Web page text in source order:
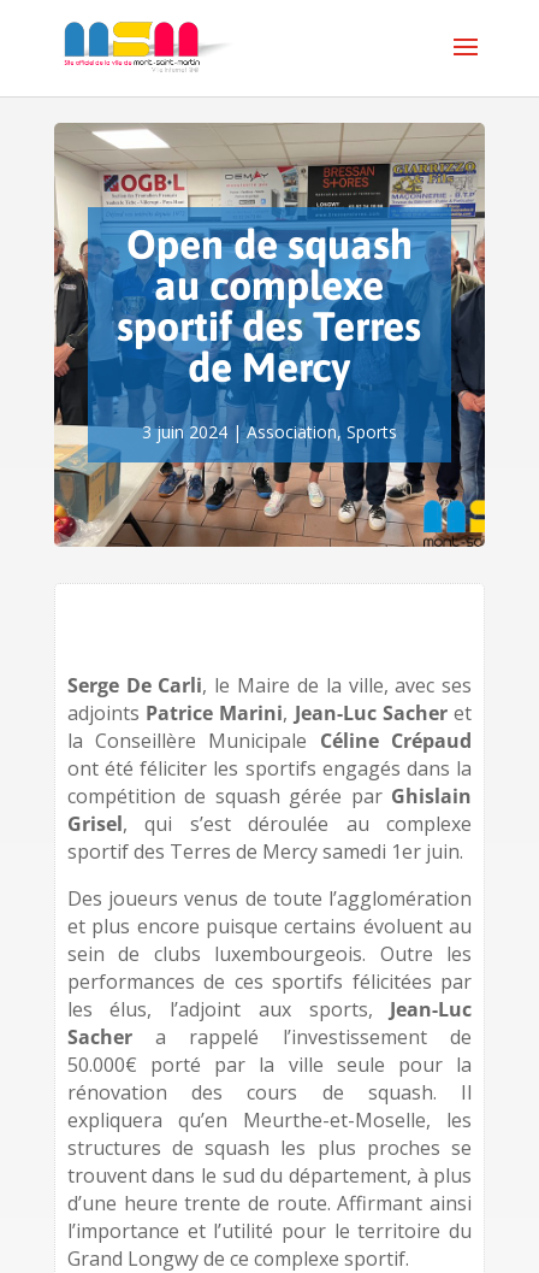
Open de squash
au complexe
sportif des Terres
de Mercy
3 juin 2024|Association, Sports
Serge De Carli, le Maire de la ville, avec ses
adjoints Patrice Marini, Jean-Luc Sacheret
la Conseillère Municipale Céline Crépaud
ont été féliciter les sportifs engagés dans la
compétition de squash gérée par Ghislain
Grisel, qui s’est déroulée au complexe
sportif des Terres de Mercy samedi 1er juin.
Des joueurs venus de toute l’agglomération
et plus encore puisque certains évoluent au
sein de clubs luxembourgeois. Outre les
performances de ces sportifs félicitées par
les élus, l’adjoint aux sports, Jean-Luc
Sachera rappelé l’investissement de
50.000€ porté par la ville seule pour la
rénovation des cours de squash. Il
expliquera qu’en Meurthe-et-Moselle, les
structures de squash les plus proches se
trouvent dans le sud du département, à plus
d’une heure trente de route. Affirmant ainsi
l’importance et l’utilité pour le territoire du
Grand Longwy de ce complexe sportif.